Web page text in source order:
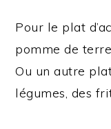
Pour le plat
pomme de
Ou un autre
légumes, des